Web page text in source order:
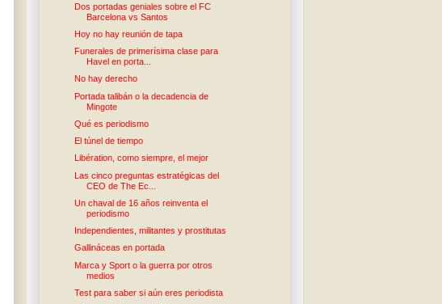
Dos portadas geniales sobre el FC
Barcelona vs Santos
Hoy no hay reunión de tapa
Funerales de primerísima clase para
Havel en porta...
No hay derecho
Portada talibán o la decadencia de
Mingote
Qué es periodismo
El túnel de tiempo
Libération, como siempre, el mejor
Las cinco preguntas estratégicas del
CEO de The Ec...
Un chaval de 16 años reinventa el
periodismo
Independientes, militantes y prostitutas
Gallináceas en portada
Marca y Sport o la guerra por otros
medios
Test para saber si aún eres periodista